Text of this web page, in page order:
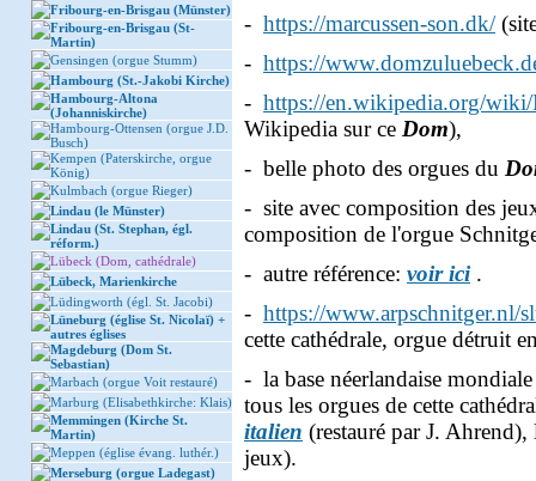
Fribourg-en-Brisgau (Münster)
Fribourg-en-Brisgau (St-
Martin)
Gensingen (orgue Stumm)
Hambourg (St.-Jakobi Kirche)
Hambourg-Altona
(Johanniskirche)
Hambourg-Ottensen (orgue J.D.
Busch)
Kempen (Paterskirche, orgue
König)
Kulmbach (orgue Rieger)
Lindau (le Münster)
Lindau (St. Stephan, égl.
réform.)
Lübeck (Dom, cathédrale)
Lübeck, Marienkirche
Lüdingworth (égl. St. Jacobi)
Lüneburg (église St. Nicolaï) +
autres églises
Magdeburg (Dom St.
Sebastian)
Marbach (orgue Voit restauré)
Marburg (Elisabethkirche: Klais)
Memmingen (Kirche St.
Martin)
Meppen (église évang. luthér.)
Merseburg (orgue Ladegast)
- https://marcussen-son.dk/
- https://
- https://en.wikipedia.org/
Wikipedia sur ce Dom),
- belle photo des orgues du
- site avec composition des
composition de l'orgue
- autre référence: voir ici.
- https://www.arpschnitger.nl/
cette cathédrale, orgue détruit
- la base néerlandaise
tous les orgues de cette
italien (restauré par J.
jeux).